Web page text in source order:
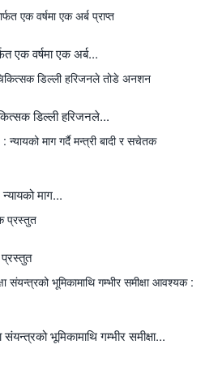
एक वर्षमा एक अर्ब...
डिल्ली हरिजनले...
माग...
प्रस्तुत
भूमिकामाथि गम्भीर समीक्षा...